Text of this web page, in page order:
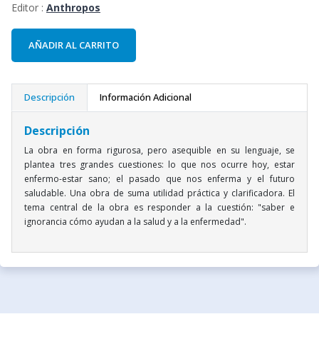
Editor : Anthropos
AÑADIR AL CARRITO
Descripción Información Adicional
Descripción
La obra en forma rigurosa, pero asequible en su lenguaje, se
plantea tres grandes cuestiones: lo que nos ocurre hoy, estar
enfermo-estar sano; el pasado que nos enferma y el futuro
saludable. Una obra de suma utilidad práctica y clarificadora. El
tema central de la obra es responder a la cuestión: "saber e
ignorancia cómo ayudan a la salud y a la enfermedad".